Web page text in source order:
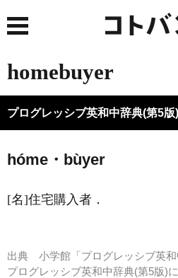
homebuyer
プログレッシブ英和中辞典(第5版)
hóme・bùyer
[名]住宅購入者 ．
出典 小学館「プログレッシブ英和
プログレッシブ英和中辞典(第5版